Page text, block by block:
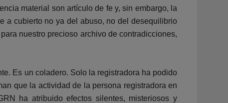
material son artículo de fe y, sin embargo, la
a cubierto no ya del abuso, no del desequilibrio
nuestro precioso archivo de contradicciones,
Es un coladero. Solo la registradora ha podido
que la actividad de la persona registradora en
ha atribuido efectos silentes, misteriosos y